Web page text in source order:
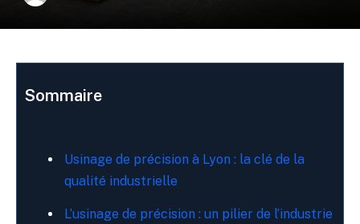
Sommaire
Usinage de précision à Lyon : la clé de la
qualité industrielle
L’usinage de précision : un pilier de l’industrie